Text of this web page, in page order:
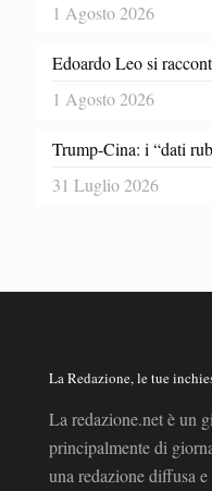
1 Agosto 2026
Edoardo Leo si
1 Agosto 2026
Trump-Cina: i “dati
31 Luglio 2026
La Redazione, le tue
La redazione.net è un
principalmente di
una redazione diffusa